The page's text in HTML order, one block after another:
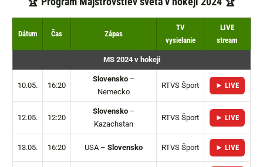
Dátum Čas Zápas
TV
vysielanie
LIVE
stream
MS 2024 v hokeji
10.05. 16:20
Slovensko–
Nemecko
RTVS Šport ► LIVE
12.05. 12:20
Slovensko–
Kazachstan
RTVS Šport ► LIVE
13.05. 16:20 USA – Slovensko RTVS Šport ► LIVE